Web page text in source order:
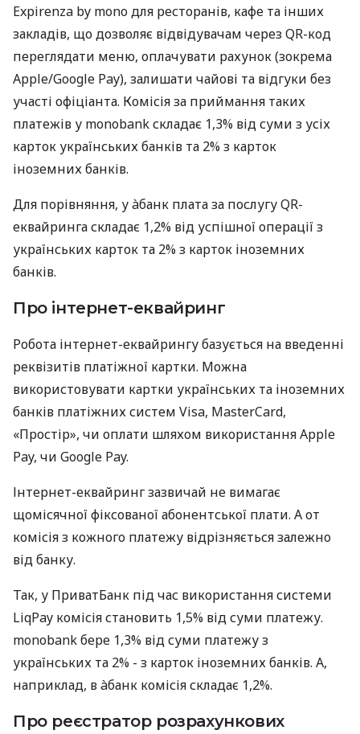
Expirenza by mono для ресторанів, кафе та інших
закладів, що дозволяє відвідувачам через QR-код
переглядати меню, оплачувати рахунок (зокрема
Apple/Google Pay), залишати чайові та відгуки без
участі офіціанта. Комісія за приймання таких
платежів у monobank складає 1,3% від суми з усіх
карток українських банків та 2% з карток
іноземних банків.
Для порівняння, у àбанк плата за послугу QR-
еквайринга складає 1,2% від успішної операції з
українських карток та 2% з карток іноземних
банків.
Про інтернет-еквайринг
Робота інтернет-еквайрингу базується на введенні
реквізитів платіжної картки. Можна
використовувати картки українських та іноземних
банків платіжних систем Visa, MasterCard,
«Простір», чи оплати шляхом використання Apple
Pay, чи Google Pay.
Інтернет-еквайринг зазвичай не вимагає
щомісячної фіксованої абонентської плати. А от
комісія з кожного платежу відрізняється залежно
від банку.
Так, у ПриватБанк під час використання системи
LiqPay комісія становить 1,5% від суми платежу.
monobank бере 1,3% від суми платежу з
українських та 2% - з карток іноземних банків. А,
наприклад, в àбанк комісія складає 1,2%.
Про реєстратор розрахункових